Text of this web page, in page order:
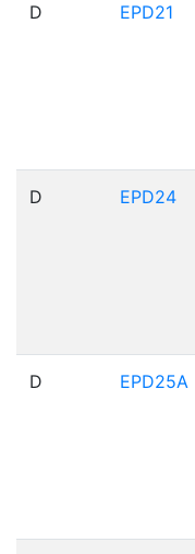
D EPD21
D EPD24
D EPD25A